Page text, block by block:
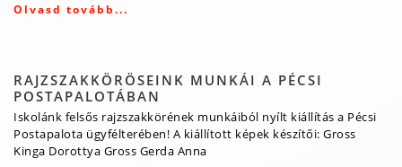
Olvasd tovább...
RAJZSZAKKÖRÖSEINK MUNKÁI A PÉCSI
POSTAPALOTÁBAN
Iskolánk felsős rajzszakkörének munkáiból nyílt kiállítás a Pécsi
Postapalota ügyfélterében! A kiállított képek készítői: Gross
Kinga Dorottya Gross Gerda Anna